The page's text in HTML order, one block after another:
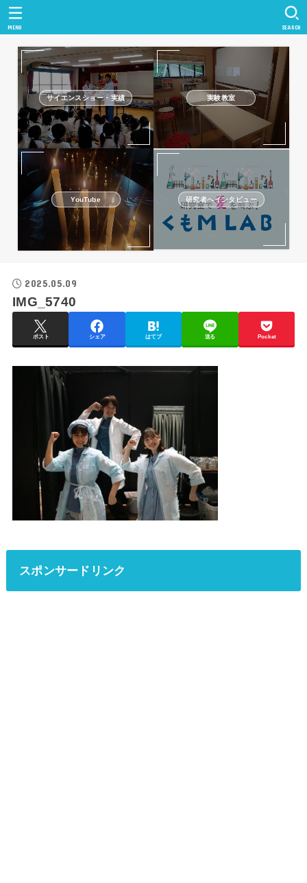
SEARCH
MENU
サイエンスショー・実績 実験教室
YouTube 研究者へインタビュー
2025.05.09
IMG_5740
ポスト シェア はてブ 送る Pocket
スポンサードリンク